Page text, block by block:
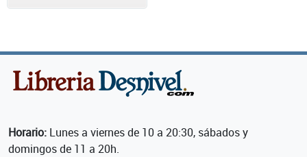
Horario: Lunes a viernes de 10 a 20:30, sábados y
domingos de 11 a 20h.